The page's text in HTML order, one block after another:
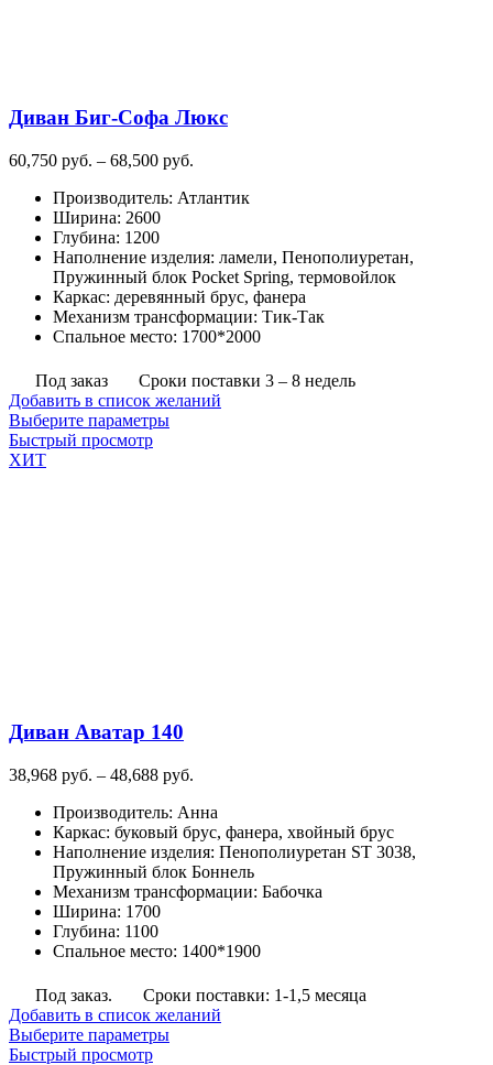
Диван Биг-Софа Люкс
60,750 руб. – 68,500 руб.
60,750
68,500
руб.
Производитель: Атлантик
Ширина: 2600
Глубина: 1200
Наполнение изделия: ламели, Пенополиуретан,
Пружинный блок Pocket Spring, термовойлок
Каркас: деревянный брус, фанера
Механизм трансформации: Тик-Так
Спальное место: 1700*2000
Под заказ
Сроки поставки 3 – 8 недель
Добавить в список желаний
Выберите параметрыЭтот
Быстрый просмотр
ХИТ
Диван Аватар 140
38,968 руб. – 48,688 руб.
38,968
руб.
–
48,688
руб.
Производитель: Анна
Каркас: буковый брус, фанера, хвойный брус
Наполнение изделия: Пенополиуретан ST 3038,
Пружинный блок Боннель
Механизм трансформации: Бабочка
Ширина: 1700
Глубина: 1100
Спальное место: 1400*1900
Под заказ.
Сроки поставки: 1-1,5 месяца
Добавить в список желаний
Выберите параметрыЭтот
Быстрый просмотр